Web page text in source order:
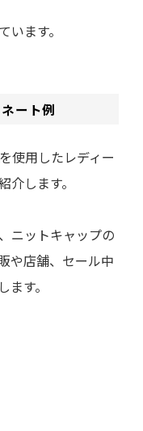
ます。
ート例
使用したレディー
します。
ニットキャップの
や店舗、セール中
す。